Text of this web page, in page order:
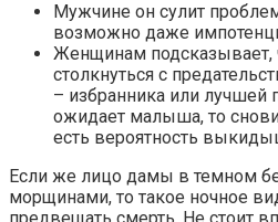
Мужчине он сулит
возможно даже
Женщинам подсказывает,
столкнуться с
– избранника или лучшей
ожидает малыша, то
есть вероятность
Если же лицо дамы в темном
морщинами, то такое ночное